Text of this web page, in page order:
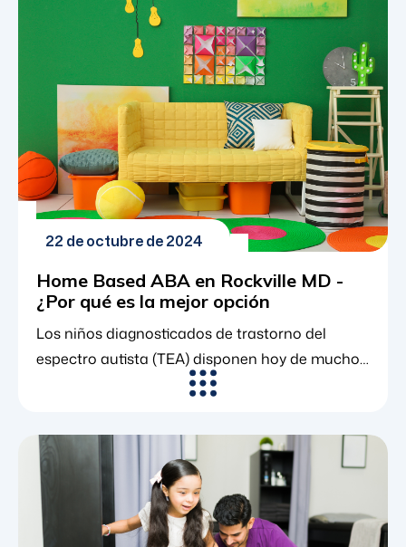
habilidades mediante opciones de tratamiento
dirigidas y específicas. [...]
22 de octubre de 2024
Home Based ABA en Rockville MD -
¿Por qué es la mejor opción
Los niños diagnosticados de trastorno del
espectro autista (TEA) disponen hoy de mucho
más apoyo y recursos que nunca. Los
autismo en los últimos 20 años han dado lugar
a excelentes avances en los tratamientos
proporcionados, liderados por el análisis
conductual aplicado, o terapia ABA. Existe una
variedad [...]